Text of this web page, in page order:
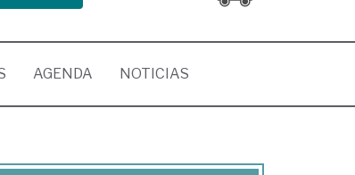
AGENDA NOTICIAS